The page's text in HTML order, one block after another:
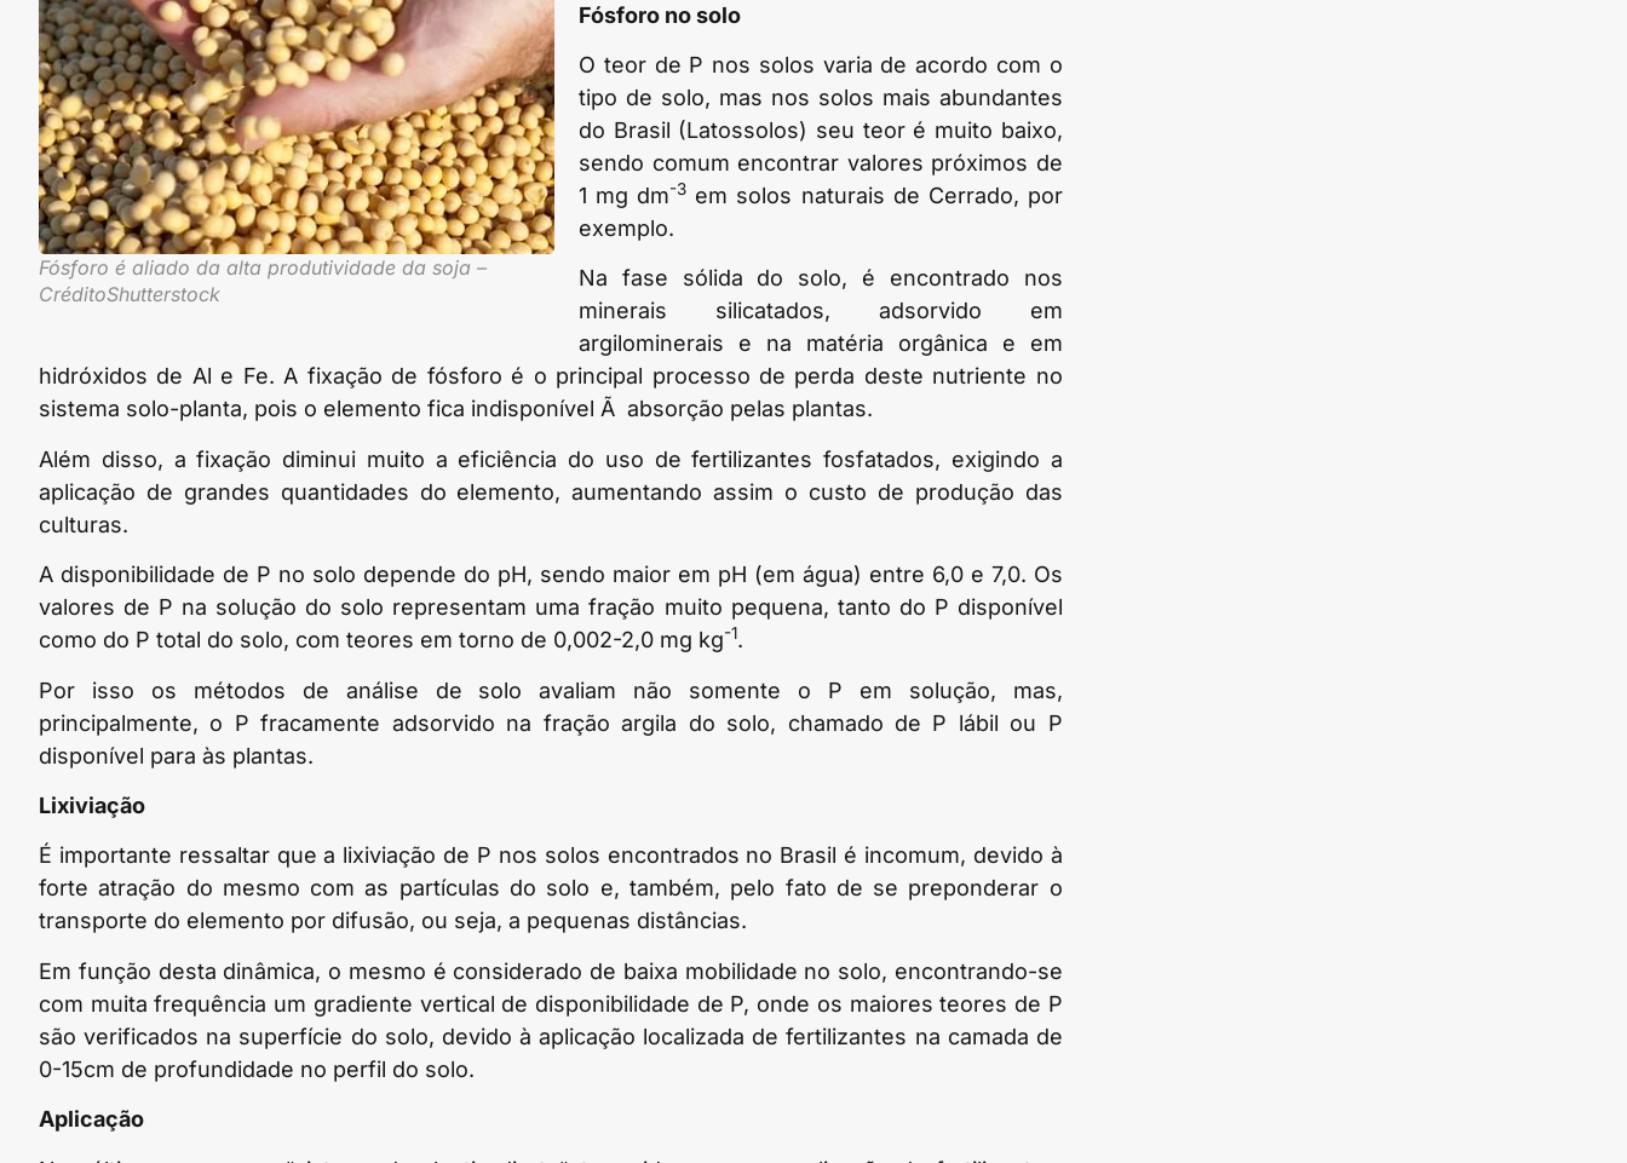
Fósforo é aliado da alta produtividade da soja –
CréditoShutterstock
Fósforo no solo
O teor de P nos solos varia de acordo com o
tipo de solo, mas nos solos mais abundantes
do Brasil (Latossolos) seu teor é muito baixo,
sendo comum encontrar valores próximos de
1 mg dm-3 em solos naturais de Cerrado, por
exemplo.
Na fase sólida do solo, é encontrado nos
minerais silicatados, adsorvido em
argilominerais e na matéria orgânica e em
hidróxidos de Al e Fe. A fixação de fósforo é o principal processo de perda deste nutriente no
sistema solo-planta, pois o elemento fica indisponível Ã absorção pelas plantas.
Além disso, a fixação diminui muito a eficiência do uso de fertilizantes fosfatados, exigindo a
aplicação de grandes quantidades do elemento, aumentando assim o custo de produção das
culturas.
A disponibilidade de P no solo depende do pH, sendo maior em pH (em água) entre 6,0 e 7,0. Os
valores de P na solução do solo representam uma fração muito pequena, tanto do P disponível
como do P total do solo, com teores em torno de 0,002-2,0 mg kg-1.
Por isso os métodos de análise de solo avaliam não somente o P em solução, mas,
principalmente, o P fracamente adsorvido na fração argila do solo, chamado de P lábil ou P
disponível para às plantas.
Lixiviação
É importante ressaltar que a lixiviação de P nos solos encontrados no Brasil é incomum, devido à
forte atração do mesmo com as partículas do solo e, também, pelo fato de se preponderar o
transporte do elemento por difusão, ou seja, a pequenas distâncias.
Em função desta dinâmica, o mesmo é considerado de baixa mobilidade no solo, encontrando-se
com muita frequência um gradiente vertical de disponibilidade de P, onde os maiores teores de P
são verificados na superfície do solo, devido à aplicação localizada de fertilizantes na camada de
0-15cm de profundidade no perfil do solo.
Aplicação